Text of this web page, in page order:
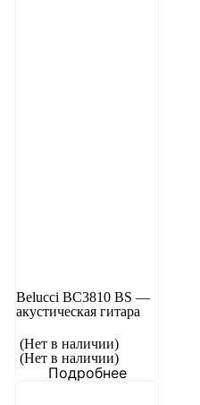
Belucci BC3810 BS —
акустическая гитара
(Нет в наличии)
(Нет в наличии)
Подробнее